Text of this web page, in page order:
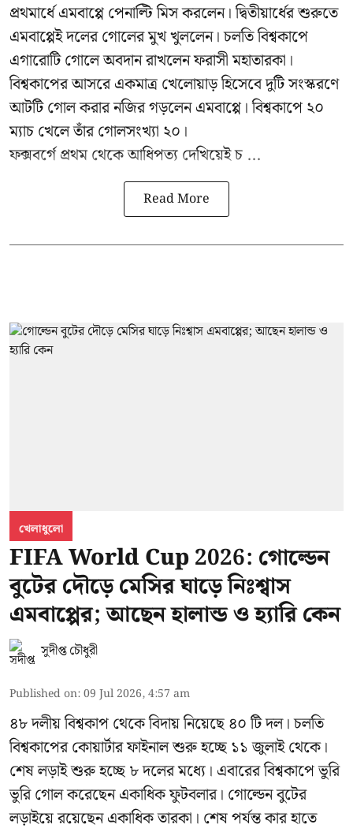
প্রথমার্ধে এমবাপ্পে পেনাল্টি মিস করলেন। দ্বিতীয়ার্ধের শুরুতে
এমবাপ্পেই দলের গোলের মুখ খুললেন। চলতি বিশ্বকাপে
এগারোটি গোলে অবদান রাখলেন ফরাসী মহাতারকা।
বিশ্বকাপের আসরে একমাত্র খেলোয়াড় হিসেবে দুটি সংস্করণে
আটটি গোল করারনজির গড়লেন এমবাপ্পে। বিশ্বকাপে ২০
ম্যাচ খেলে তাঁর গোলসংখ্যা ২০।
ফক্সবর্গে প্রথম থেকে আধিপত্য দেখিয়েই চ ...
Read More
খেলাধুলো
FIFA World Cup 2026: গোল্ডেন
বুটের দৌড়ে মেসির ঘাড়ে নিঃশ্বাস
এমবাপ্পের; আছেন হালান্ড ও হ্যারি কেন
সুদীপ্ত চৌধুরী
Published on:09 Jul 2026, 4:57 am
৪৮ দলীয় বিশ্বকাপ থেকে বিদায় নিয়েছে ৪০ টি দল। চলতি
বিশ্বকাপের কোয়ার্টার ফাইনাল শুরু হচ্ছে ১১ জুলাই থেকে।
শেষ লড়াই শুরু হচ্ছে ৮ দলের মধ্যে। এবারের বিশ্বকাপে ভুরি
ভুরি গোল করেছেন একাধিক ফুটবলার। গোল্ডেন বুটের
লড়াইয়ে রয়েছেন একাধিক তারকা। শেষ পর্যন্ত কার হাতে